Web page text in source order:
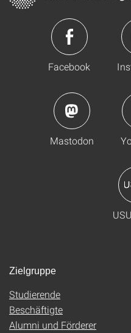
Facebook
Mastodon
Zielgruppe
Studierende
Beschäftigte
Alumni und Förderer